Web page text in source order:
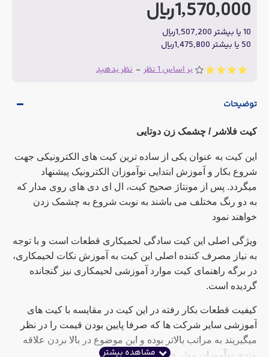
بر اساس 1 نظر - نظر بدهید
1,570,000ریال
10 یا بیشتر 1,507,200ریال
50 یا بیشتر 1,475,800ریال
توضیحات
کیت فلاشر / چشمک زن دوتایی
این کیت به عنوان یکی از ساده ترین کیت های الکترونیکی جهت
شروع بکار و آموزش ابتدایی نوآموزان الکترونیک پیشنهاد
میگردد. پس از مونتاژ صحیح کیت، ال ای دی های روی مدار که
به دو رنگ مختلف می باشند به نوبت شروع به چشمک زدن
خواهند نمود
ویژگی اصلی این کیت سادگی لحمیکاری قطعات است و با توجه
به نیاز مصرف کننده اصلی این کیت به آموزش نکات لحیمکاری،
در برگه راهنمای کیت موارد آموزشی لحیمکاری نیز گنجانده
گردیده است.
کیفیت قطعات بکار رفته در این کیت در مقایسه با کیت های
آموزشی سایر شرکت ها که صرفا پایین بودن قیمت را در نظر
میگیریند به مراتب بالاتر بوده و این موضوع در بالا بردن علاقه
مندی نوآموزان موثر خواهد بود